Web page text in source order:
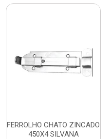
FERROLHO CHATO ZINCADO
450X4 SILVANA